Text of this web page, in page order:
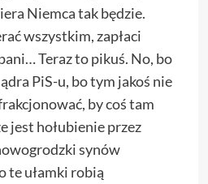
Niemca tak będzie.
wszystkim, zapłaci
Teraz to pikuś. No, bo
PiS-u, bo tym jakoś nie
by coś tam
jest hołubienie przez
synów
te ułamki robią